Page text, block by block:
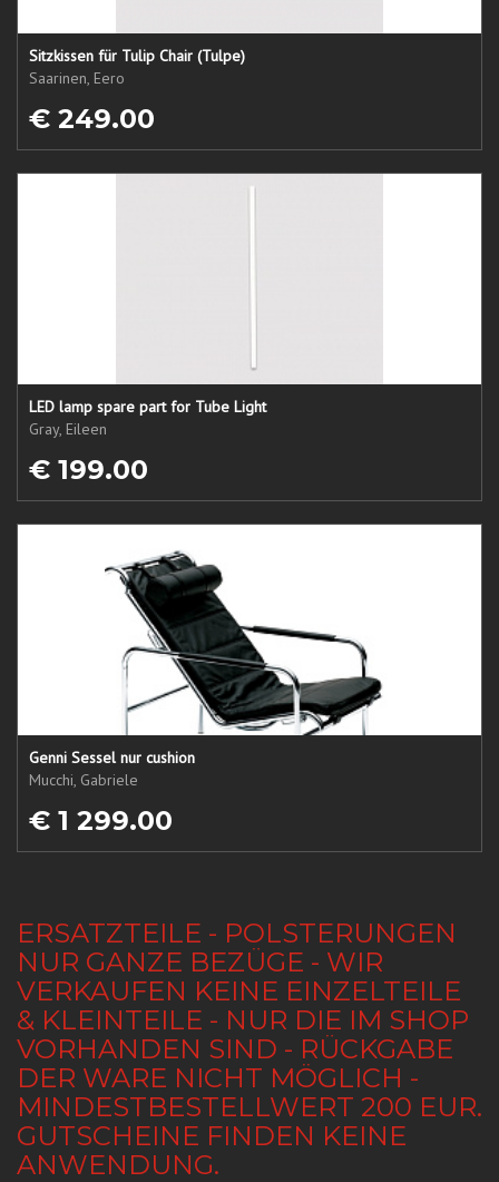
Sitzkissen für Tulip Chair (Tulpe)
Saarinen, Eero
€ 249.00
LED lamp spare part for Tube Light
Gray, Eileen
€ 199.00
Genni Sessel nur cushion
Mucchi, Gabriele
€ 1 299.00
ERSATZTEILE - POLSTERUNGEN
NUR GANZE BEZÜGE - WIR
VERKAUFEN KEINE EINZELTEILE
& KLEINTEILE - NUR DIE IM SHOP
VORHANDEN SIND - RÜCKGABE
DER WARE NICHT MÖGLICH -
MINDESTBESTELLWERT 200 EUR.
GUTSCHEINE FINDEN KEINE
ANWENDUNG.